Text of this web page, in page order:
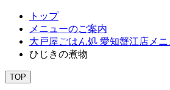
トップ
メニューのご案内
大戸屋ごはん処 愛知蟹江店メ
ひじきの煮物
TOP